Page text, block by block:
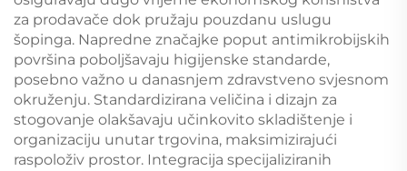
za prodavače dok pružaju pouzdanu uslugu
šopinga. Napredne značajke poput antimikrobijskih
površina poboljšavaju higiјenske standarde,
posebno važno u danasnjem zdravstveno svjesnom
okruženju. Standardizirana veličina i dizajn za
stogovanje olakšavaju učinkovito skladištenje i
organizaciju unutar trgovina, maksimizirajući
raspoloživ prostor. Integracija specijaliziranih